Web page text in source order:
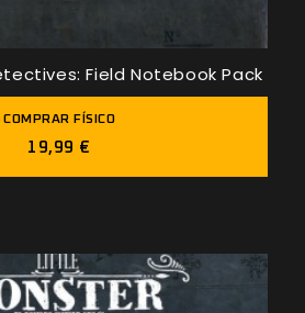
Field Notebook Pack
COMPRAR FÍSICO
19,99 €